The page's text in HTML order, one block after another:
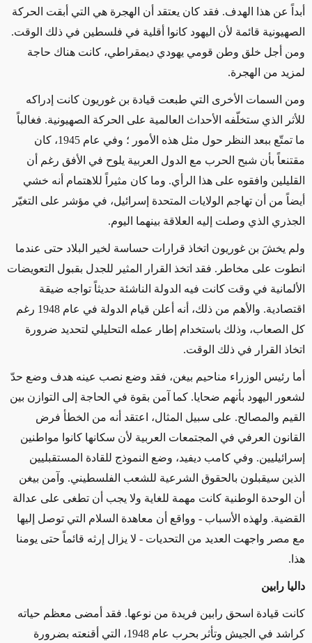
أبداً عن هذا الهدف. فقد كان يعتقد أن الهجرة هي التي أبقت الحركة
الصهيونية قائمة لأن اليهود كانوا أقلية في فلسطين في ذلك الوقت.
ومن أجل خلق وطن قومي يهودي ديمقراطي، كانت هناك حاجة
لمزيد من الهجرة.
ومن السمات الأخرى التي طبعت قيادة بن غوريون كانت إدراكه
للأثر الذي ستخلّفه الأحداث العالمية على الحركة الصهيونية. فغالباً
ما تمتّع ببعد النظر حول مثل هذه الأمور ؛ وفي عام 1945، كان
مقتنعاً بأن شبح الحرب مع الدول العربية يلوح في الأفق رغم أن
القليلين وافقوه على هذا الرأي. وما كان مثيراً للاهتمام أنه خشي
أيضاً من أن تهاجم الولايات المتحدة إسرائيل، في مؤشر على التغيّر
الجذري الذي وصلت إليه العلاقة بينهما اليوم.
ولم يخشَ بن غوريون اتخاذ قرارات حساسة لخير البلاد حتى عندما
انطوت على مخاطر. فقد اتخذ القرار المثير للجدل بقبول التعويضات
الألمانية في وقت كانت فيه الدولة الناشئة حديثاً تواجه ضيقة
اقتصادية. والأهم من ذلك، أنه أعلن قيام الدولة في عام 1948 رغم
كل الصعاب، وذلك باستخدام إطار عمله التحليلي لتحديد ضرورة
اتخاذ القرار في ذلك الوقت.
أما رئيس الوزراء مناحيم بيغن، فقد وضع نصب عينه هدف وضع حدّ
لشعور اليهود بأنهم ضحايا. كما آمن بقوة في الحاجة إلى التوازن بين
القيم والمصالح. على سبيل المثال، اعتقد أنه من الخطأ فرض
القانون العرفي في المجتمعات العربية لأن سكانها كانوا مواطنين
إسرائيليين. وفي كامب ديفيد، وضع النموذج للقادة المستقبليين
الذين سيقبلون بالحقوق الشرعية للشعب الفلسطيني. وآمن بيغن
أن الوحدة الوطنية كانت مهمة للغاية ولا يجب أن تطغى على عدالة
القضية. ولهذه الأسباب - وواقع أن معاهدة السلام التي توصل إليها
مع مصر واجهت العديد من التحديات - لا يزال إرثه قائماً حتى يومنا
هذا.
داليا رابين
كانت قيادة اسحق رابين فريدة من نوعها. فقد أمضى معظم حياته
كراشد في الجيش وتأثر بحرب عام 1948، التي أقنعته بضرورة